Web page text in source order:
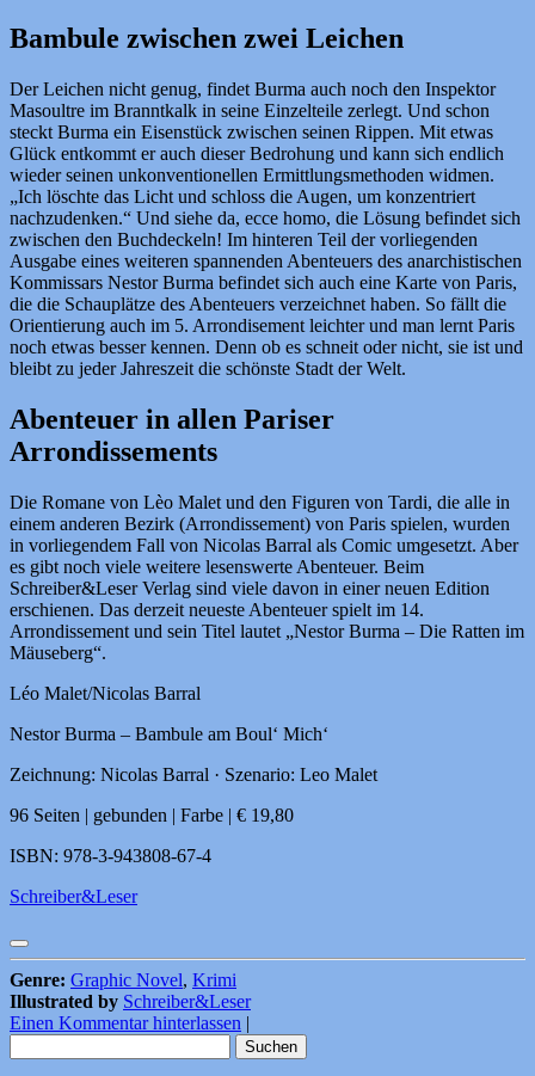
Bambule zwischen zwei Leichen
Der Leichen nicht genug, findet Burma auch noch den Inspektor
Masoultre im Branntkalk in seine Einzelteile zerlegt. Und schon
steckt Burma ein Eisenstück zwischen seinen Rippen. Mit etwas
Glück entkommt er auch dieser Bedrohung und kann sich endlich
wieder seinen unkonventionellen Ermittlungsmethoden widmen.
„Ich löschte das Licht und schloss die Augen, um konzentriert
nachzudenken.“ Und siehe da, ecce homo, die Lösung befindet sich
zwischen den Buchdeckeln! Im hinteren Teil der vorliegenden
Ausgabe eines weiteren spannenden Abenteuers des anarchistischen
Kommissars Nestor Burma befindet sich auch eine Karte von Paris,
die die Schauplätze des Abenteuers verzeichnet haben. So fällt die
Orientierung auch im 5. Arrondisement leichter und man lernt Paris
noch etwas besser kennen. Denn ob es schneit oder nicht, sie ist und
bleibt zu jeder Jahreszeit die schönste Stadt der Welt.
Abenteuer in allen Pariser
Arrondissements
Die Romane von Lèo Malet und den Figuren von Tardi, die alle in
einem anderen Bezirk (Arrondissement) von Paris spielen, wurden
in vorliegendem Fall von Nicolas Barral als Comic umgesetzt. Aber
es gibt noch viele weitere lesenswerte Abenteuer. Beim
Schreiber&Leser Verlag sind viele davon in einer neuen Edition
erschienen. Das derzeit neueste Abenteuer spielt im 14.
Arrondissement und sein Titel lautet „Nestor Burma – Die Ratten im
Mäuseberg“.
Léo Malet/Nicolas Barral
Nestor Burma – Bambule am Boul‘ Mich‘
Zeichnung: Nicolas Barral · Szenario: Leo Malet
96 Seiten | gebunden | Farbe | € 19,80
ISBN: 978-3-943808-67-4
Schreiber&Leser
Genre: Graphic Novel, Krimi
Illustrated by Schreiber&Leser
Einen Kommentar hinterlassen |
nach: